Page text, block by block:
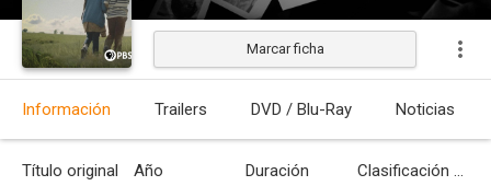
Estrenada
Marcar ficha
Información Trailers DVD / Blu-Ray Noticias
Título original Año Duración Clasificación por edades